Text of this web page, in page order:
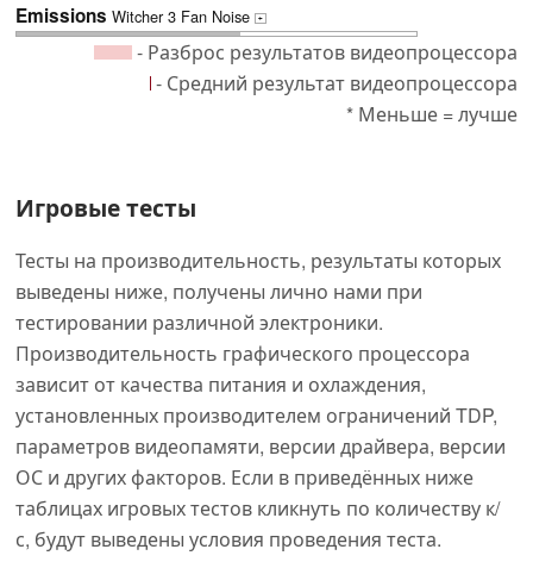
Emissions Witcher 3 Fan Noise +
- Разброс результатов видеопроцессора
- Средний результат видеопроцессора
* Меньше = лучше
Игровые тесты
Тесты на производительность, результаты которых
выведены ниже, получены лично нами при
тестировании различной электроники.
Производительность графического процессора
зависит от качества питания и охлаждения,
установленных производителем ограничений TDP,
параметров видеопамяти, версии драйвера, версии
ОС и других факторов. Если в приведённых ниже
таблицах игровых тестов кликнуть по количеству к/
с, будут выведены условия проведения теста.